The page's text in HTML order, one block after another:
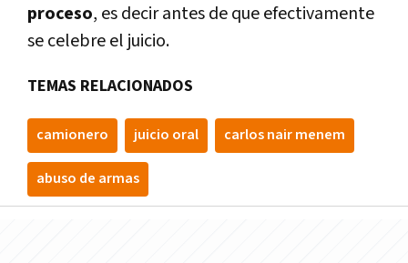
proceso, es decir antes de que efectivamente
se celebre el juicio.
TEMAS RELACIONADOS
camionero juicio oral carlos nair menem
abuso de armas